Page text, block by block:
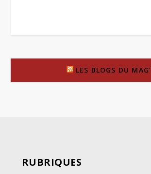
LES BLOGS DU MAG’
RUBRIQUES